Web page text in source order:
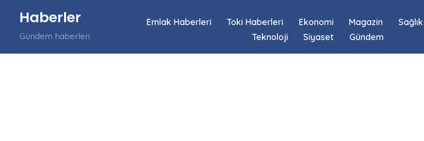
Haberler
Gündem haberleri
Emlak Haberleri Toki Haberleri Ekonomi Magazin Sağlık
Teknoloji
Siyaset Gündem